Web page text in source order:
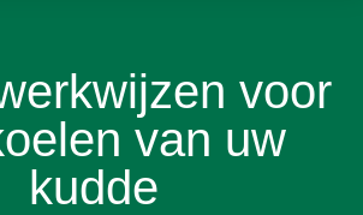
voor
van uw
kudde